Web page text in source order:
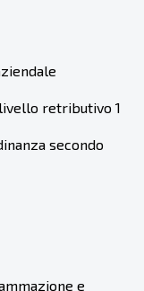
retributivo 1
secondo
e